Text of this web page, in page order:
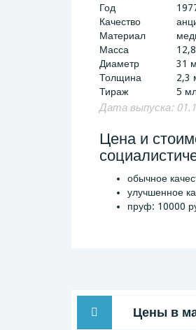
Год
Качество
Материал
Масса
Диаметр
31
Толщина
2,3
Тираж
5
Дата выпуска:
Цена и
обычное
улучшенное
пруф: 10000
Цены в